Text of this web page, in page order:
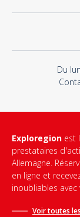
Du
Exploregion est
prestataires
Allemagne.
en ligne et
inoubliables
Voir toutes